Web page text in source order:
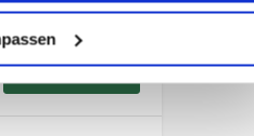
een rij!
Artikel lezen